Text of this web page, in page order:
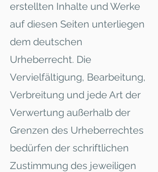
erstellten Inhalte und Werke
auf diesen Seiten unterliegen
dem deutschen
Urheberrecht. Die
Vervielfältigung, Bearbeitung,
Verbreitung und jede Art der
Verwertung außerhalb der
Grenzen des Urheberrechtes
bedürfen der schriftlichen
Zustimmung des jeweiligen